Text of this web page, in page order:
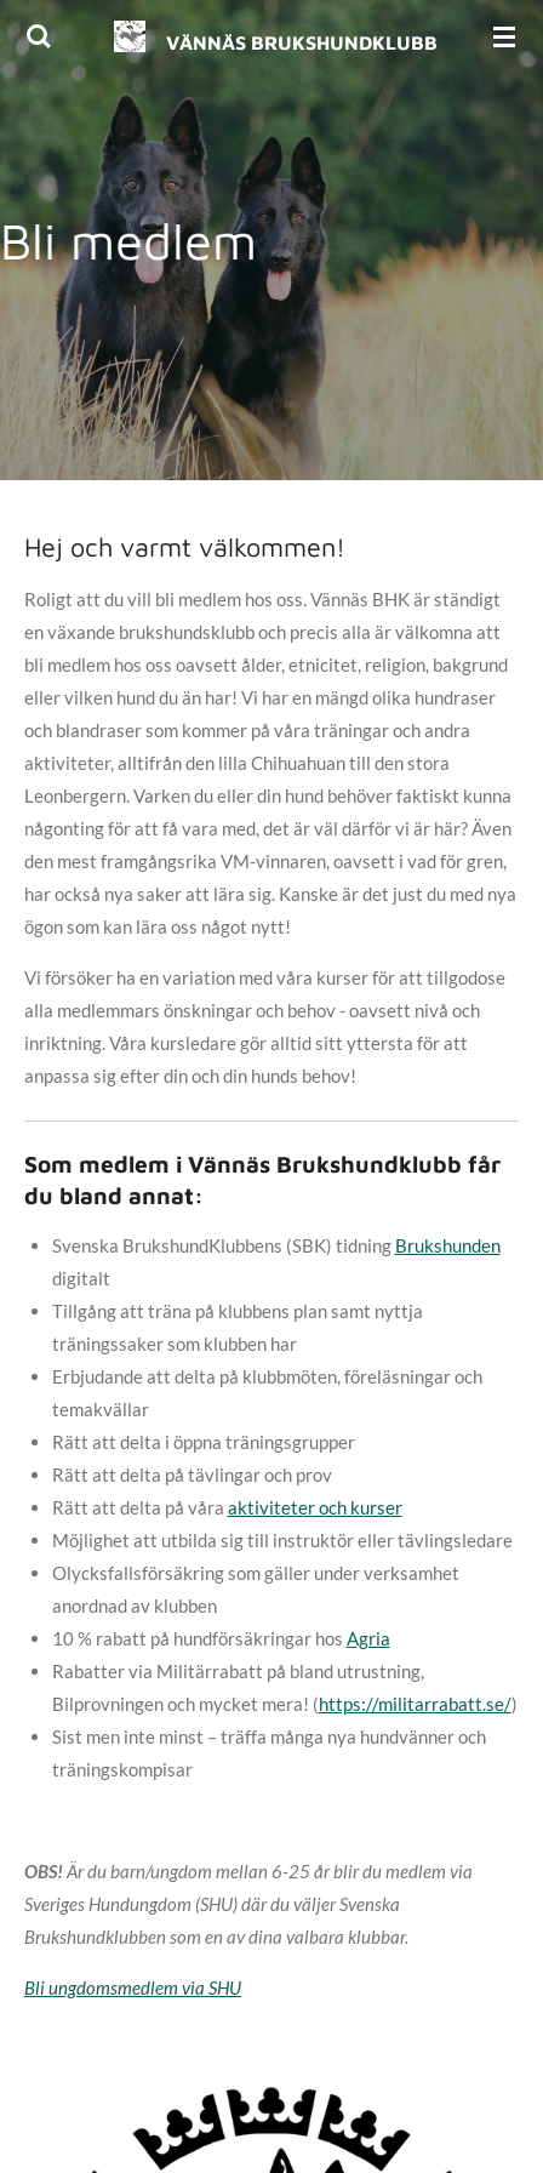
Hoppa
till
huvudinnehållet
VÄNNÄS BRUKSHUNDKLUBB
Bli medlem
Hej och varmt välkommen!
Roligt att du vill bli medlem hos oss. Vännäs BHK är ständigt
en växande brukshundsklubb och precis alla är välkomna att
bli medlem hos oss oavsett ålder, etnicitet, religion, bakgrund
eller vilken hund du än har! Vi har en mängd olika hundraser
och blandraser som kommer på våra träningar och andra
aktiviteter, alltifrån den lilla Chihuahuan till den stora
Leonbergern. Varken du eller din hund behöver faktiskt kunna
någonting för att få vara med, det är väl därför vi är här? Även
den mest framgångsrika VM-vinnaren, oavsett i vad för gren,
har också nya saker att lära sig. Kanske är det just du med nya
ögon som kan lära oss något nytt!
Vi försöker ha en variation med våra kurser för att tillgodose
alla medlemmars önskningar och behov - oavsett nivå och
inriktning. Våra kursledare gör alltid sitt yttersta för att
anpassa sig efter din och din hunds behov!
Som medlem i Vännäs Brukshundklubb får
du bland annat:
Svenska BrukshundKlubbens (SBK) tidning Brukshunden
digitalt
Tillgång att träna på klubbens plan samt nyttja
träningssaker som klubben har
Erbjudande att delta på klubbmöten, föreläsningar och
temakvällar
Rätt att delta i öppna träningsgrupper
Rätt att delta på tävlingar och prov
Rätt att delta på våra aktiviteter och kurser
Möjlighet att utbilda sig till instruktör eller tävlingsledare
Olycksfallsförsäkring som gäller under verksamhet
anordnad av klubben
10 % rabatt på hundförsäkringar hos Agria
Rabatter via Militärrabatt på bland utrustning,
Bilprovningen och mycket mera! (https://militarrabatt.se/)
Sist men inte minst – träffa många nya hundvänner och
träningskompisar
OBS!Är du barn/ungdom mellan 6-25 år blir du medlem via
Sveriges Hundungdom (SHU) där du väljer Svenska
Brukshundklubben som en av dina valbara klubbar.
Bli ungdomsmedlem via SHU